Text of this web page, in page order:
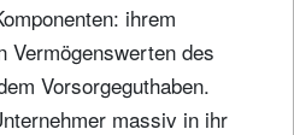
ihrem
Vermögenswerten des
Vorsorgeguthaben.
massiv in ihr